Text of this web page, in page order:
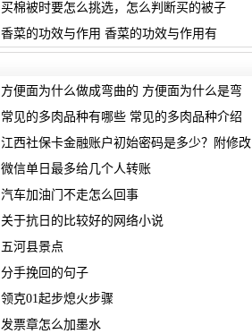
买棉被时要怎么挑选，怎么判断买的被子
香菜的功效与作用 香菜的功效与作用有
方便面为什么做成弯曲的 方便面为什么是弯
常见的多肉品种有哪些 常见的多肉品种介绍
江西社保卡金融账户初始密码是多少？附修改
微信单日最多给几个人转账
汽车加油门不走怎么回事
关于抗日的比较好的网络小说
五河县景点
分手挽回的句子
领克01起步熄火步骤
发票章怎么加墨水